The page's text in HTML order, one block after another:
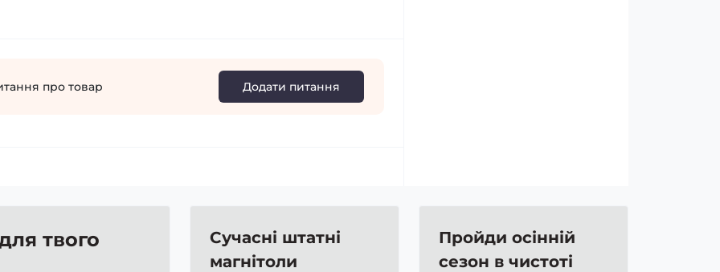
про товар Додати питання
твого
Сучасні штатні
магнітоли
Пройди осінній
сезон в чистоті